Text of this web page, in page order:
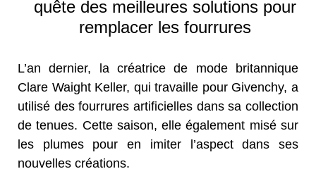
quête des meilleures solutions pour
remplacer les fourrures
L’an dernier, la créatrice de mode britannique
Clare Waight Keller, qui travaille pour Givenchy, a
utilisé des fourrures artificielles dans sa collection
de tenues. Cette saison, elle également misé sur
les plumes pour en imiter l’aspect dans ses
nouvelles créations.